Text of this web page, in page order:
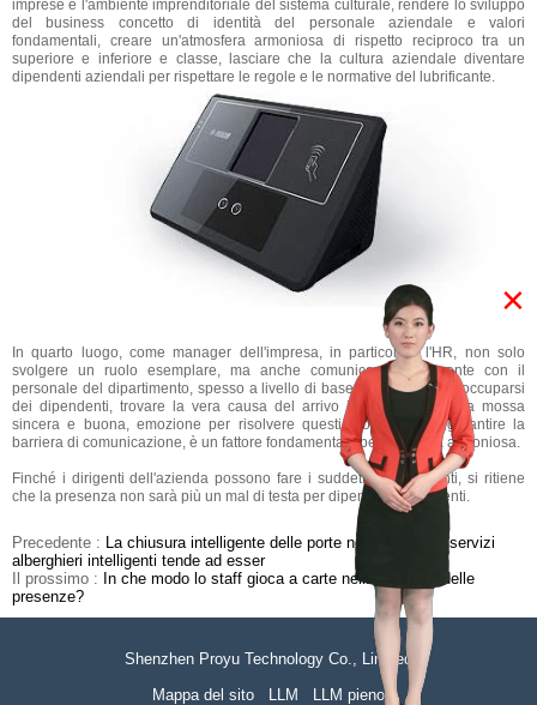
imprese e l'ambiente imprenditoriale del sistema culturale, rendere lo sviluppo
del business concetto di identità del personale aziendale e valori
fondamentali, creare un'atmosfera armoniosa di rispetto reciproco tra un
superiore e inferiore e classe, lasciare che la cultura aziendale diventare
dipendenti aziendali per rispettare le regole e le normative del lubrificante.
In quarto luogo, come manager dell'impresa, in particolare l'HR, non solo
svolgere un ruolo esemplare, ma anche comunicare pienamente con il
personale del dipartimento, spesso a livello di base per parlare, preoccuparsi
dei dipendenti, trovare la vera causa del arrivo in ritardo, con una mossa
sincera e buona, emozione per risolvere questi problemi, per garantire la
barriera di comunicazione, è un fattore fondamentale per l'impresa armoniosa.
Finché i dirigenti dell'azienda possono fare i suddetti quattro punti, si ritiene
che la presenza non sarà più un mal di testa per dipendenti e dirigenti.
Precedente : La chiusura intelligente delle porte nel settore dei servizi
alberghieri intelligenti tende ad esser
Il prossimo : In che modo lo staff gioca a carte nella gestione delle
presenze?
Shenzhen Proyu Technology Co., Limited
Mappa del sito
LLM LLM pieno
×